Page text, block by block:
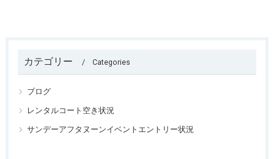
カテゴリー Categories
ブログ
レンタルコート空き状況
サンデーアフタヌーンイベントエントリー状況